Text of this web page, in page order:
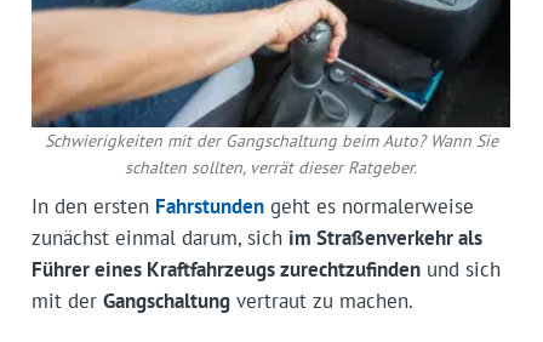
Schwierigkeiten mit der Gangschaltung beim Auto? Wann Sie
schalten sollten, verrät dieser Ratgeber.
In den ersten Fahrstundengeht es normalerweise
zunächst einmal darum, sich im Straßenverkehr als
Führer eines Kraftfahrzeugs zurechtzufindenund sich
mit der Gangschaltungvertraut zu machen.